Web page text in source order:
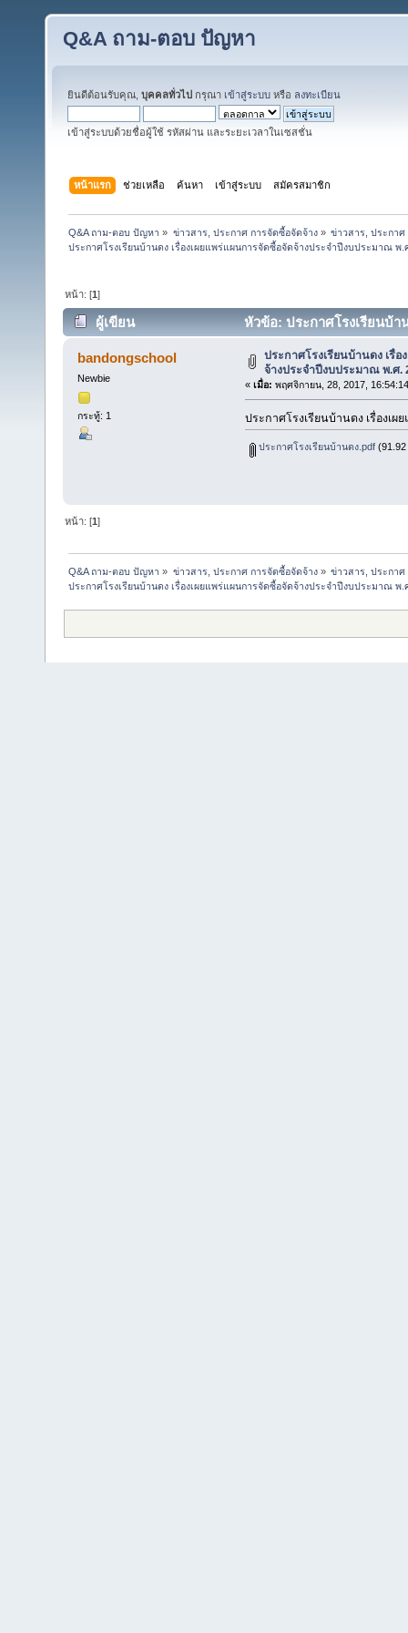
Q&A ถาม-ตอบ ปัญหา
ยินดีต้อนรับคุณ, บุคคลทั่วไป กรุณา เข้าสู่ระบบ หรือ ลงทะเบียน
เข้าสู่ระบบด้วยชื่อผู้ใช้ รหัสผ่าน และระยะเวลาในเซสชั่น
หน้าแรก ช่วยเหลือ ค้นหา เข้าสู่ระบบ สมัครสมาชิก
Q&A ถาม-ตอบ ปัญหา » ข่าวสาร, ประกาศ การจัดซื้อจัดจ้าง» ข่าวสาร, ประกาศ
ประกาศโรงเรียนบ้านดง เรื่องเผยแพร่แผนการจัดซื้อจัดจ้างประจำปีงบประมาณ พ.
หน้า: [1]
ผู้เขียน
หัวข้อ: ประกาศโรงเรียนบ้
(อ่าน 57737 ครั้ง)
bandongschool
Newbie
กระทู้: 1
ประกาศโรงเรียนบ้านดง เรื่
จ้างประจำปีงบประมาณ พ.ศ.
« เมื่อ: พฤศจิกายน, 28, 2017,
ประกาศโรงเรียนบ้านดง เรื่องเ
ประกาศโรงเรียนบ้านดง.pdf(91.92
หน้า: [1]
Q&A ถาม-ตอบ ปัญหา » ข่าวสาร, ประกาศ การจัดซื้อจัดจ้าง» ข่าวสาร, ประกาศ
ประกาศโรงเรียนบ้านดง เรื่องเผยแพร่แผนการจัดซื้อจัดจ้างประจำปีงบประมาณ พ.